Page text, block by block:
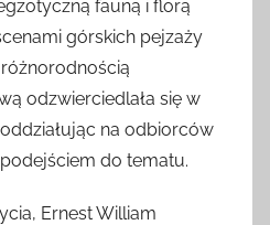
fauną i florą
górskich pejzaży
odzwierciedlała się w
na odbiorców
do tematu.
Ernest William